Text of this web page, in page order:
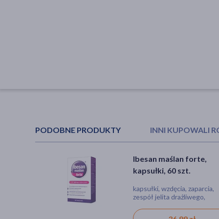
PODOBNE PRODUKTY INNI KUPOWALI
Ibesan maślan forte,
kapsułki, 60 szt.
kapsułki, wzdęcia, zaparcia,
zespół jelita drażliwego,
drażliwego)
Sanprobi IBS, kapsułki,
szt.
kapsułki